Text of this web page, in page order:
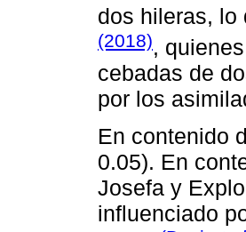
dos hileras,
(2018),
cebadas de
por los
En contenido
0.05). En
Josefa y
influenciado